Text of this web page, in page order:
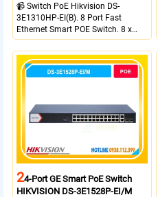
📹 Switch PoE Hikvision DS-
3E1310HP-EI(B). 8 Port Fast
Ethernet Smart POE Switch. 8 x
10/100M PoE Ports, 2 x Gigabit
Uplink Ports.
24-Port GE Smart PoE Switch
HIKVISION DS-3E1528P-EI/M